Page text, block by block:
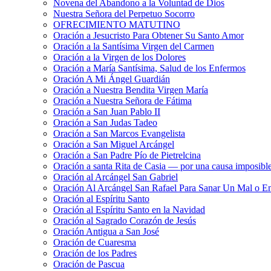
Novena del Abandono a la Voluntad de Dios
Nuestra Señora del Perpetuo Socorro
OFRECIMIENTO MATUTINO
Oración a Jesucristo Para Obtener Su Santo Amor
Oración a la Santísima Virgen del Carmen
Oración a la Virgen de los Dolores
Oración a María Santísima, Salud de los Enfermos
Oración A Mi Ángel Guardián
Oración a Nuestra Bendita Virgen María
Oración a Nuestra Señora de Fátima
Oración a San Juan Pablo II
Oración a San Judas Tadeo
Oración a San Marcos Evangelista
Oración a San Miguel Arcángel
Oración a San Padre Pío de Pietrelcina
Oración a santa Rita de Casia — por una causa
Oración al Arcángel San Gabriel
Oración Al Arcángel San Rafael Para Sanar Un Mal o
Oración al Espíritu Santo
Oración al Espíritu Santo en la Navidad
Oración al Sagrado Corazón de Jesús
Oración Antigua a San José
Oración de Cuaresma
Oración de los Padres
Oración de Pascua